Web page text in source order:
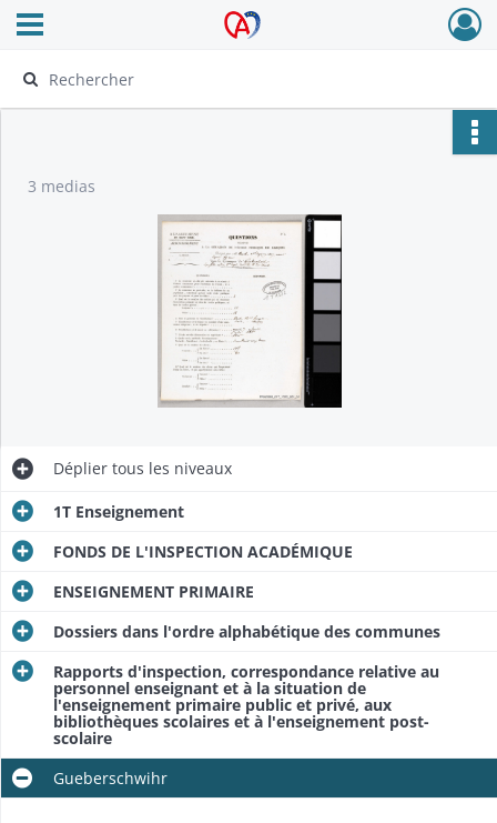
Archives Alsace - Colmar
Ouvrir le menu déroulant
3 medias
Déplier tous les niveaux
1T Enseignement
FONDS DE L'INSPECTION ACADÉMIQUE
ENSEIGNEMENT PRIMAIRE
Dossiers dans l'ordre alphabétique des communes
Rapports d'inspection, correspondance relative au
personnel enseignant et à la situation de
l'enseignement primaire public et privé, aux
bibliothèques scolaires et à l'enseignement post-
scolaire
Gueberschwihr